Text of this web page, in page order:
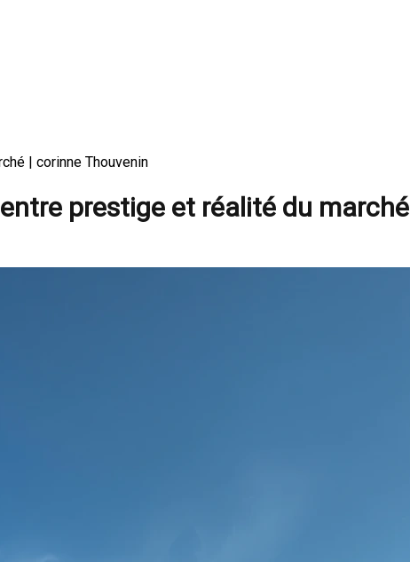
| corinne Thouvenin
prestige et réalité du marché